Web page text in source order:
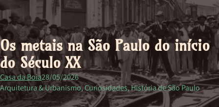
Os metais na São Paulo do início
do Século XX
Casa da Boia28/05/2026
Arquitetura & Urbanismo, Curiosidades, História de São Paulo